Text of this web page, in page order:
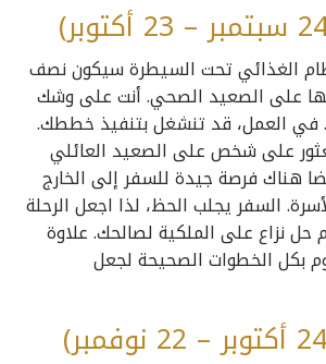
الغذائي تحت السيطرة سيكون نصف
على الصعيد الصحي. أنت على وشك
في العمل، قد تنشغل بتنفيذ خططك.
على شخص على الصعيد العائلي
هناك فرصة جيدة للسفر إلى الخارج
السفر يجلب الحظ، لذا اجعل الرحلة
نزاع على الملكية لصالحك. علاوة
بكل الخطوات الصحيحة لجعل